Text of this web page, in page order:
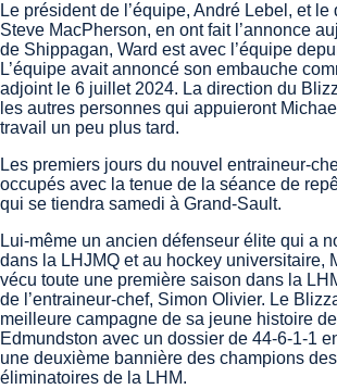
Le président de l’équipe, André Lebel, et le
Steve MacPherson, en ont fait l’annonce
de Shippagan, Ward est avec l’équipe
L’équipe avait annoncé son embauche
adjoint le 6 juillet 2024. La direction du
les autres personnes qui appuieront
travail un peu plus tard.
Les premiers jours du nouvel entraineur-
occupés avec la tenue de la séance de
qui se tiendra samedi à Grand-Sault.
Lui-même un ancien défenseur élite qui a
dans la LHJMQ et au hockey universitaire,
vécu toute une première saison dans la
de l’entraineur-chef, Simon Olivier. Le
meilleure campagne de sa jeune histoire
Edmundston avec un dossier de 44-6-1-1
une deuxième bannière des champions
éliminatoires de la LHM.